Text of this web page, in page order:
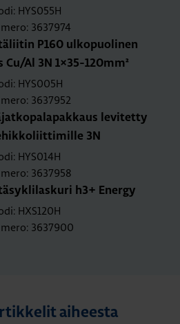
HYS055H
3637974
P160 ul­ko­puo­li­nen
Cu/Al 3N 1×35-120mm²
HYS005H
3637952
le­vi­tet­ty
3N
HYS014H
3637958
h3+ Ener­gy
HXS120H
3637900
aiheesta